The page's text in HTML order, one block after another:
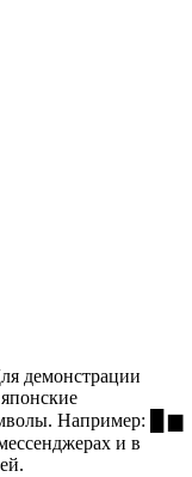
демонстрации
Например: █ ▆
и в